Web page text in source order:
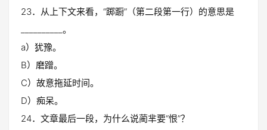
23．从上下文来看，“踯蹰”（第二段第一行）的意思是
__________。
a）犹豫。
B）磨蹭。
C）故意拖延时间。
D）痴呆。
24．文章最后一段，为什么说蔺芈要“恨”？